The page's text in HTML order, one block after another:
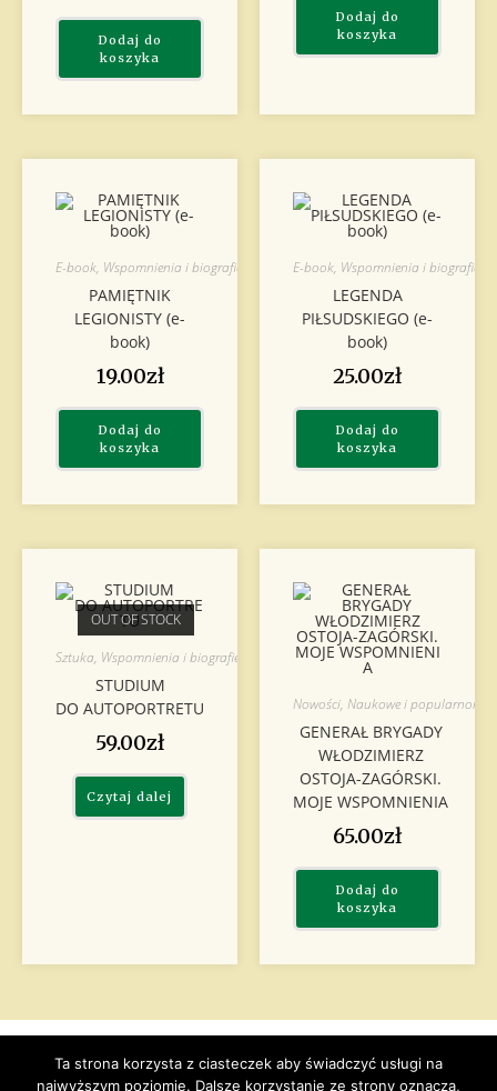
Dodaj do
koszyka
Dodaj do
koszyka
E-book, Wspomnienia i biografie
PAMIĘTNIK
LEGIONISTY (e-
book)
19.00zł
Dodaj do
koszyka
E-book, Wspomnienia i biografie
LEGENDA
PIŁSUDSKIEGO (e-
book)
25.00zł
Dodaj do
koszyka
OUT OF STOCK
Sztuka, Wspomnienia i biografie
STUDIUM
DO AUTOPORTRETU
59.00zł
Czytaj dalej
Nowości, Naukowe i
GENERAŁ BRYGADY
WŁODZIMIERZ
OSTOJA-ZAGÓRSKI.
MOJE WSPOMNIENIA
65.00zł
Dodaj do
koszyka
Copyright © 2019 by Oficyna Wydawnicza Kucharski. All rights
reserved.
Ta strona korzysta z ciasteczek aby świadczyć usługi na
najwyższym poziomie. Dalsze korzystanie ze strony oznacza,